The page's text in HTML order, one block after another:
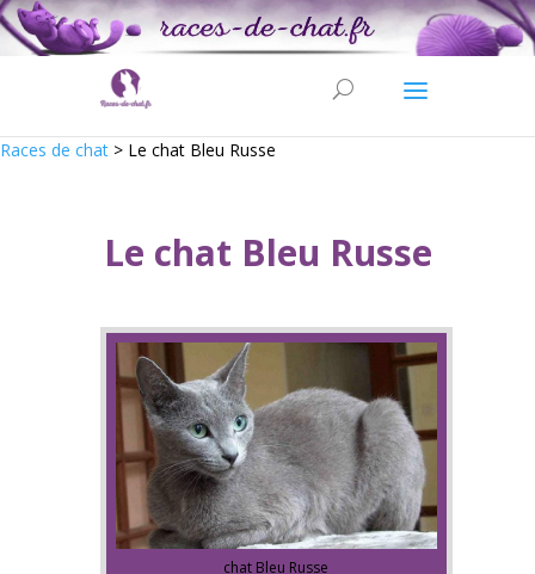
Races de chat > Le chat Bleu Russe
Le chat Bleu Russe
chat Bleu Russe